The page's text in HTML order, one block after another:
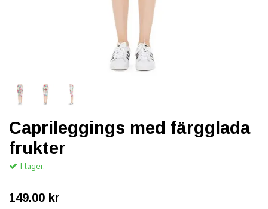
Caprileggings med färgglada
frukter
I lager.
149.00 kr